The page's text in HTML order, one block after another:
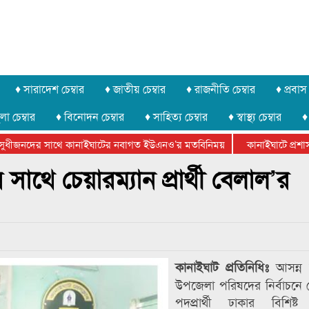
♦ সারাদেশ চেম্বার ♦ জাতীয় চেম্বার ♦ রাজনীতি চেম্বার ♦ প্রবাস
চেম্বার ♦ বিনোদন চেম্বার ♦ সাহিত্য চেম্বার ♦ স্বাস্থ্য চেম্বার
সাথে কানাইঘাটের নবাগত ইউএনও’র মতবিনিময় কানাইঘাটে
বিভাগীয় অভিনয় কর্মশালা সম্পন্ন
চেয়ারম্যান প্রার্থী বেলাল’র
কানাইঘাট প্রতিনিধিঃ আসন্ন
উপজেলা পরিষদের নির্বাচনে
পদপ্রার্থী ঢাকার বিশিষ্ট